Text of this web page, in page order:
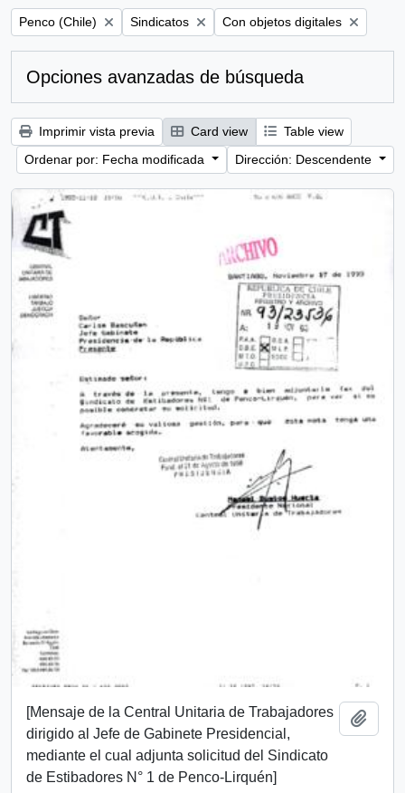
Remove filter:
Penco (Chile) Remove filter:
Sindicatos Remove filter:
Con objetos digitales
Opciones avanzadas de búsqueda
Imprimir vista previa Card view
Table view
Ordenar por: Fecha modificada
Dirección: Descendente
[Mensaje de la Central Unitaria de Trabajadores
dirigido al Jefe de Gabinete Presidencial,
mediante el cual adjunta solicitud del Sindicato
de Estibadores N° 1 de Penco-Lirquén]